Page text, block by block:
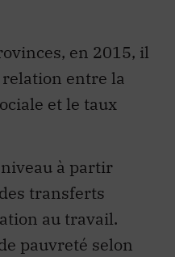
en 2015, il
relation entre la
et le taux
à partir
transferts
au travail.
pauvreté selon